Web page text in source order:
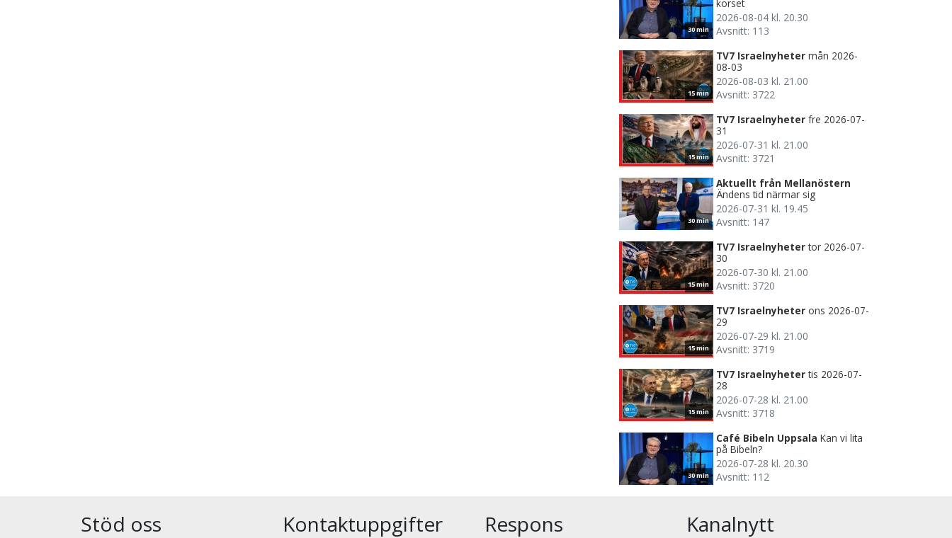
30 min
korset
2026-08-04 kl. 20.30
Avsnitt: 113
15 min
TV7 Israelnyheter mån 2026-
08-03
2026-08-03 kl. 21.00
Avsnitt: 3722
15 min
TV7 Israelnyheter fre 2026-07-
31
2026-07-31 kl. 21.00
Avsnitt: 3721
30 min
Aktuellt från Mellanöstern
Ändens tid närmar sig
2026-07-31 kl. 19.45
Avsnitt: 147
15 min
TV7 Israelnyheter tor 2026-07-
30
2026-07-30 kl. 21.00
Avsnitt: 3720
15 min
TV7 Israelnyheter ons 2026-07-
29
2026-07-29 kl. 21.00
Avsnitt: 3719
15 min
TV7 Israelnyheter tis 2026-07-
28
2026-07-28 kl. 21.00
Avsnitt: 3718
30 min
Café Bibeln Uppsala Kan vi lita
på Bibeln?
2026-07-28 kl. 20.30
Avsnitt: 112
Stöd oss Kontaktuppgifter Respons Kanalnytt